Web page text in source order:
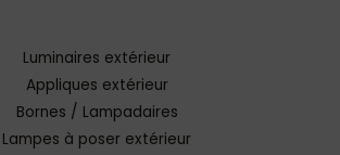
Luminaires extérieur
Appliques extérieur
Bornes / Lampadaires
Lampes à poser extérieur